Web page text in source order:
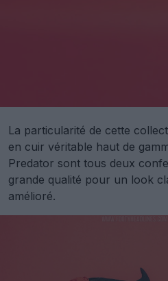
La particularité de cette
en cuir véritable haut de
Predator sont tous deux
grande qualité pour un look
amélioré.